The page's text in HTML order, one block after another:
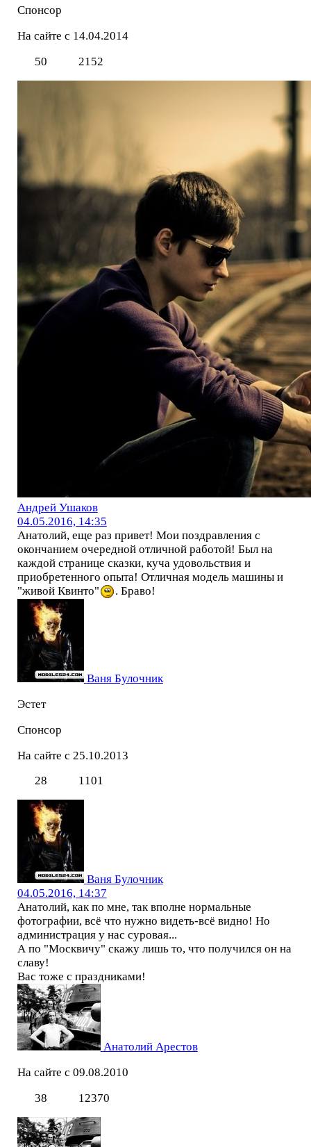
Спонсор
На сайте с 14.04.2014
50
2152
Андрей Ушаков
04.05.2016, 14:35
Анатолий, еще раз привет! Мои поздравления с
окончанием очередной отличной работой! Был на
каждой странице сказки, куча удовольствия и
приобретенного опыта! Отличная модель машины и
"живой Квинто"
. Браво!
Ваня Булочник
Эстет
Спонсор
На сайте с 25.10.2013
28
1101
Ваня Булочник
04.05.2016, 14:37
Анатолий, как по мне, так вполне нормальные
фотографии, всё что нужно видеть-всё видно! Но
администрация у нас суровая...
А по "Москвичу" скажу лишь то, что получился он на
славу!
Вас тоже с праздниками!
Анатолий Арестов
На сайте с 09.08.2010
38
12370